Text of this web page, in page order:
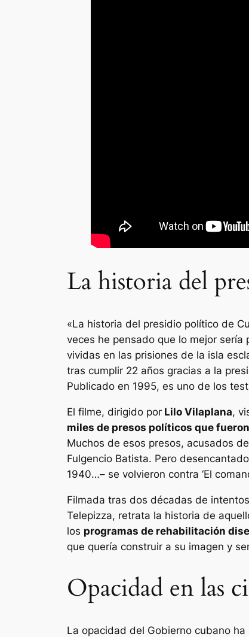
La historia del
«La historia del presidio político de
veces he pensado que lo mejor
vividas en las prisiones de la isla
tras cumplir 22 años gracias a la
Publicado en 1995, es uno de los
El filme, dirigido por Lilo Vilaplana,
miles de presos políticos que
Muchos de esos presos, acusados
Fulgencio Batista. Pero
1940…– se volvieron contra ‘El
Filmada tras dos décadas de
Telepizza, retrata la historia de
los programas de rehabilitación
que quería construir a su imagen y
Opacidad en las
La opacidad del Gobierno cubano